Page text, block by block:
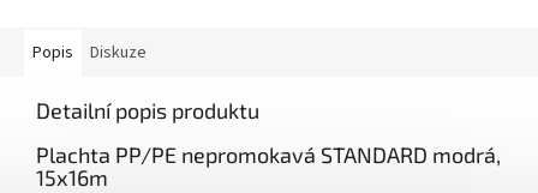
Popis Diskuze
Detailní popis produktu
Plachta PP/PE nepromokavá STANDARD modrá,
15x16m